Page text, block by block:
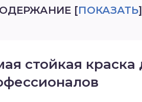
[ПОКАЗАТЬ]
стойкая